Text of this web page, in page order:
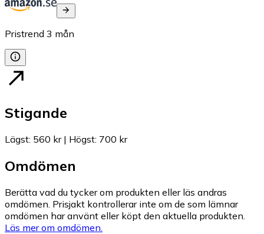
Pristrend 3 mån
Stigande
Lägst: 560 kr| Högst: 700 kr
Omdömen
Berätta vad du tycker om produkten eller läs andras
omdömen. Prisjakt kontrollerar inte om de som lämnar
omdömen har använt eller köpt den aktuella produkten.
Läs mer om omdömen.